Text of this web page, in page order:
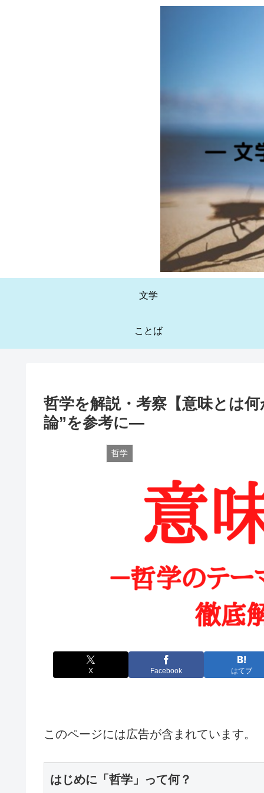
文学
ことば
哲学を解説・考察【意味とは
論”を参考に—
哲学
X Facebook はてブ
このページには広告が含まれています。
はじめに「哲学」って何？